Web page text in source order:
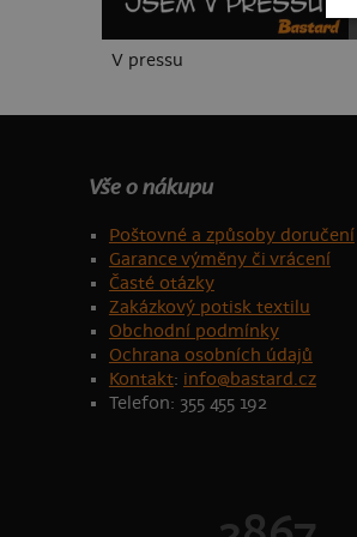
V pressu
Vše o nákupu
Poštovné a způsoby doručení
Garance výměny či vrácení
Časté otázky
Zakázkový potisk textilu
Obchodní podmínky
Ochrana osobních údajů
Kontakt: info@bastard.cz
Telefon: 355 455 192